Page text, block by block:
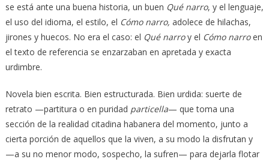
se está ante una buena historia, un buen Qué narro, y el lenguaje,
el uso del idioma, el estilo, el Cómo narro, adolece de hilachas,
jirones y huecos. No era el caso: el Qué narroy el Cómo narroen
el texto de referencia se enzarzaban en apretada y exacta
urdimbre.
Novela bien escrita. Bien estructurada. Bien urdida: suerte de
retrato —partitura o en puridad particella— que toma una
sección de la realidad citadina habanera del momento, junto a
cierta porción de aquellos que la viven, a su modo la disfrutan y
—a su no menor modo, sospecho, la sufren— para dejarla flotar